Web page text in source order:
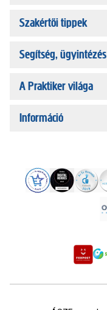
Szakértői tippek
Segítség, ügyintézés
A Praktiker világa
Információ